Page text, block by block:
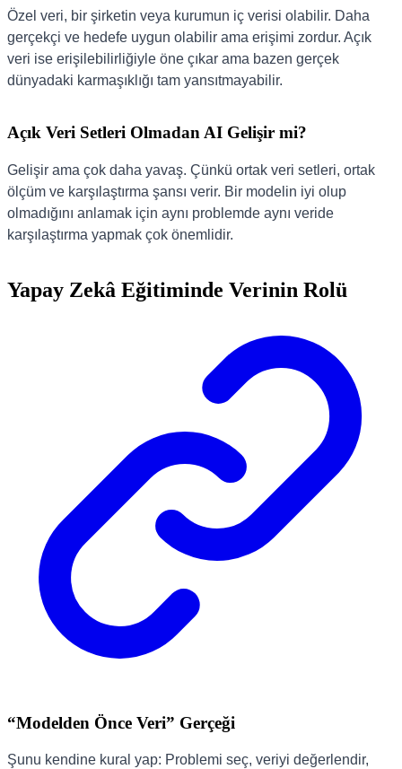
Özel veri, bir şirketin veya kurumun iç verisi olabilir. Daha
gerçekçi ve hedefe uygun olabilir ama erişimi zordur. Açık
veri ise erişilebilirliğiyle öne çıkar ama bazen gerçek
dünyadaki karmaşıklığı tam yansıtmayabilir.
Açık Veri Setleri Olmadan AI Gelişir mi?
Gelişir ama çok daha yavaş. Çünkü ortak veri setleri, ortak
ölçüm ve karşılaştırma şansı verir. Bir modelin iyi olup
olmadığını anlamak için aynı problemde aynı veride
karşılaştırma yapmak çok önemlidir.
Yapay Zekâ Eğitiminde Verinin Rolü
“Modelden Önce Veri” Gerçeği
Şunu kendine kural yap: Problemi seç, veriyi değerlendir,